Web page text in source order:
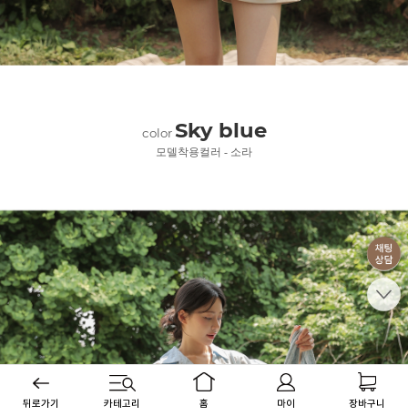
뒤로가기 카테고리 홈 마이 장바구니
color Sky blue
모델착용컬러 - 소라